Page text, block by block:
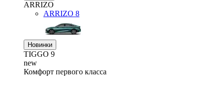
ARRIZO
ARRIZO 8
Новинки
TIGGO 9
new
Комфорт первого класса